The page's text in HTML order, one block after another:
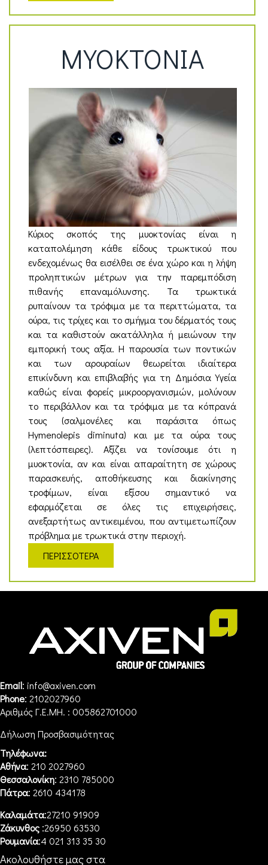
ΜΥΟΚΤΟΝΙΑ
Κύριος σκοπός της μυοκτονίας είναι η
καταπολέμηση κάθε είδους τρωκτικού που
ενδεχομένως θα εισέλθει σε ένα χώρο και η λήψη
προληπτικών μέτρων για την παρεμπόδιση
πιθανής επαναμόλυνσης. Τα τρωκτικά
ρυπαίνουν τα τρόφιμα με τα περιττώματα, τα
ούρα, τις τρίχες και το σμήγμα του δέρματός τους
και τα καθιστούν ακατάλληλα ή μειώνουν την
εμπορική τους αξία. Η παρουσία των ποντικών
και των αρουραίων θεωρείται ιδιαίτερα
επικίνδυνη και επιβλαβής για τη Δημόσια Υγεία
καθώς είναι φορείς μικροοργανισμών, μολύνουν
το περιβάλλον και τα τρόφιμα με τα κόπρανά
τους (σαλμονέλες και παράσιτα όπως
Hymenolepis diminuta) και με τα ούρα τους
(λεπτόσπειρες). Αξίζει να τονίσουμε ότι η
μυοκτονία, αν και είναι απαραίτητη σε χώρους
παρασκευής, αποθήκευσης και διακίνησης
τροφίμων, είναι εξίσου σημαντικό να
εφαρμόζεται σε όλες τις επιχειρήσεις,
ανεξαρτήτως αντικειμένου, που αντιμετωπίζουν
πρόβλημα με τρωκτικά στην περιοχή.
ΠΕΡΙΣΣΟΤΕΡΑ
Email: info@axiven.com
Phone: 2102027960
Αριθμός Γ.Ε.ΜΗ. : 005862701000
Δήλωση Προσβασιμότητας
Τηλέφωνα:
Αθήνα: 210 2027960
Θεσσαλονίκη: 2310 785000
Πάτρα: 2610 434178
Καλαμάτα:27210 91909
Ζάκυνθος :26950 63530
Ρουμανία:4 021 313 35 30
Ακολουθήστε μας στα